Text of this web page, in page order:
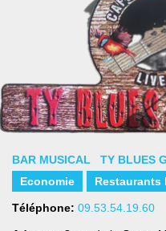
BAR MUSICAL TY BLUES
Economie
Restaurants
Téléphone: 09.53.54.19.60